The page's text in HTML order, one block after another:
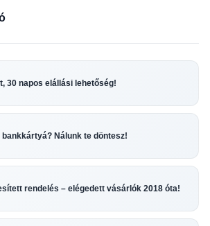
30 napos elállási lehetőség!
Nálunk te döntesz!
rendelés – elégedett vásárlók 2018 óta!